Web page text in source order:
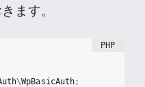
ます。
\WpBasicAuth ;